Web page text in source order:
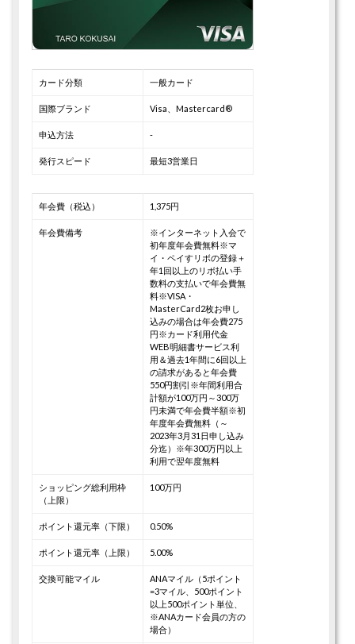
カード分類 一般カード
国際ブランド Visa、Mastercard®
申込方法 -
発行スピード 最短3営業日
年会費（税込） 1,375円
年会費備考
※インターネット入会で
初年度年会費無料※マ
イ・ペイすリボの登録＋
年1回以上のリボ払い手
数料の支払いで年会費無
料※VISA・
MasterCard2枚お申し
込みの場合は年会費275
円※カード利用代金
WEB明細書サービス利
用＆過去1年間に6回以上
の請求があると年会費
550円割引 ※年間利用合
計額が100万円～300万
円未満で年会費半額※初
年度年会費無料（～
2023年3月31日申し込み
分迄） ※年300万円以上
利用で翌年度無料
ショッピング総利用枠
（上限）
100万円
ポイント還元率（下限） 0.50%
ポイント還元率（上限） 5.00%
交換可能マイル
ANAマイル（5ポイント
=3マイル、500ポイント
以上500ポイント単位、
※ANAカード会員の方の
場合）